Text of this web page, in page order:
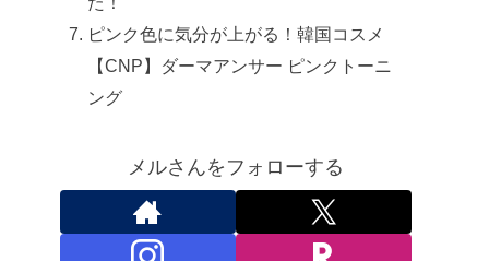
ピンク色に気分が上がる！韓国コスメ
【CNP】ダーマアンサー ピンクトーニ
ング
メルさんをフォローする